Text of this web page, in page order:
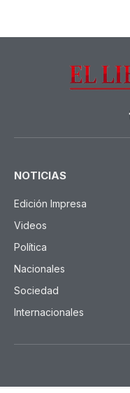
NOTICIAS
Edición Impresa
Videos
Política
Nacionales
Sociedad
Internacionales